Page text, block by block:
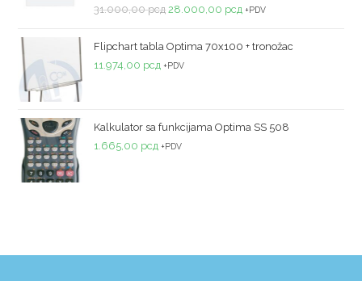
31.000,00рсд 28.000,00 рсд +PDV
Flipchart tabla Optima 70x100 + tronožac
11.974,00 рсд +PDV
Kalkulator sa funkcijama Optima SS 508
1.665,00 рсд +PDV